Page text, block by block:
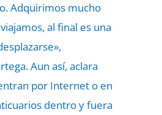
Adquirimos mucho
al final es una
Aun así, aclara
por Internet o en
dentro y fuera